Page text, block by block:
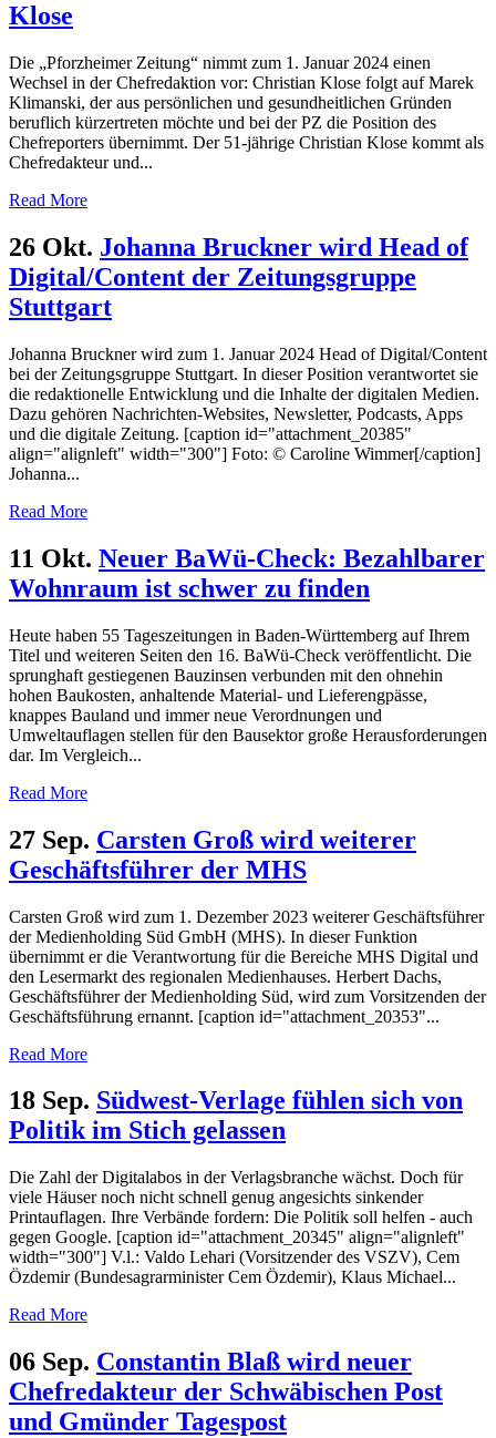
Klose
Die „Pforzheimer Zeitung“ nimmt zum 1. Januar 2024 einen
Wechsel in der Chefredaktion vor: Christian Klose folgt auf Marek
Klimanski, der aus persönlichen und gesundheitlichen Gründen
beruflich kürzertreten möchte und bei der PZ die Position des
Chefreporters übernimmt. Der 51-jährige Christian Klose kommt als
Chefredakteur und...
Read More
26 Okt. Johanna Bruckner wird Head of
Digital/Content der Zeitungsgruppe
Stuttgart
Johanna Bruckner wird zum 1. Januar 2024 Head of Digital/Content
bei der Zeitungsgruppe Stuttgart. In dieser Position verantwortet sie
die redaktionelle Entwicklung und die Inhalte der digitalen Medien.
Dazu gehören Nachrichten-Websites, Newsletter, Podcasts, Apps
und die digitale Zeitung. [caption id="attachment_20385"
align="alignleft" width="300"] Foto: © Caroline Wimmer[/caption]
Johanna...
Read More
11 Okt. Neuer BaWü-Check: Bezahlbarer
Wohnraum ist schwer zu finden
Heute haben 55 Tageszeitungen in Baden-Württemberg auf Ihrem
Titel und weiteren Seiten den 16. BaWü-Check veröffentlicht. Die
sprunghaft gestiegenen Bauzinsen verbunden mit den ohnehin
hohen Baukosten, anhaltende Material- und Lieferengpässe,
knappes Bauland und immer neue Verordnungen und
Umweltauflagen stellen für den Bausektor große Herausforderungen
dar. Im Vergleich...
Read More
27 Sep. Carsten Groß wird weiterer
Geschäftsführer der MHS
Carsten Groß wird zum 1. Dezember 2023 weiterer Geschäftsführer
der Medienholding Süd GmbH (MHS). In dieser Funktion
übernimmt er die Verantwortung für die Bereiche MHS Digital und
den Lesermarkt des regionalen Medienhauses. Herbert Dachs,
Geschäftsführer der Medienholding Süd, wird zum Vorsitzenden der
Geschäftsführung ernannt. [caption id="attachment_20353"...
Read More
18 Sep. Südwest-Verlage fühlen sich von
Politik im Stich gelassen
Die Zahl der Digitalabos in der Verlagsbranche wächst. Doch für
viele Häuser noch nicht schnell genug angesichts sinkender
Printauflagen. Ihre Verbände fordern: Die Politik soll helfen - auch
gegen Google. [caption id="attachment_20345" align="alignleft"
width="300"] V.l.: Valdo Lehari (Vorsitzender des VSZV), Cem
Özdemir (Bundesagrarminister Cem Özdemir), Klaus Michael...
Read More
06 Sep. Constantin Blaß wird neuer
Chefredakteur der Schwäbischen Post
und Gmünder Tagespost